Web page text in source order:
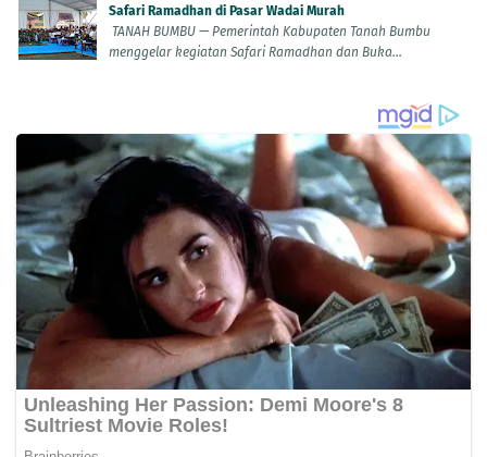
Safari Ramadhan di Pasar Wadai Murah
TANAH BUMBU — Pemerintah Kabupaten Tanah Bumbu
menggelar kegiatan Safari Ramadhan dan Buka...